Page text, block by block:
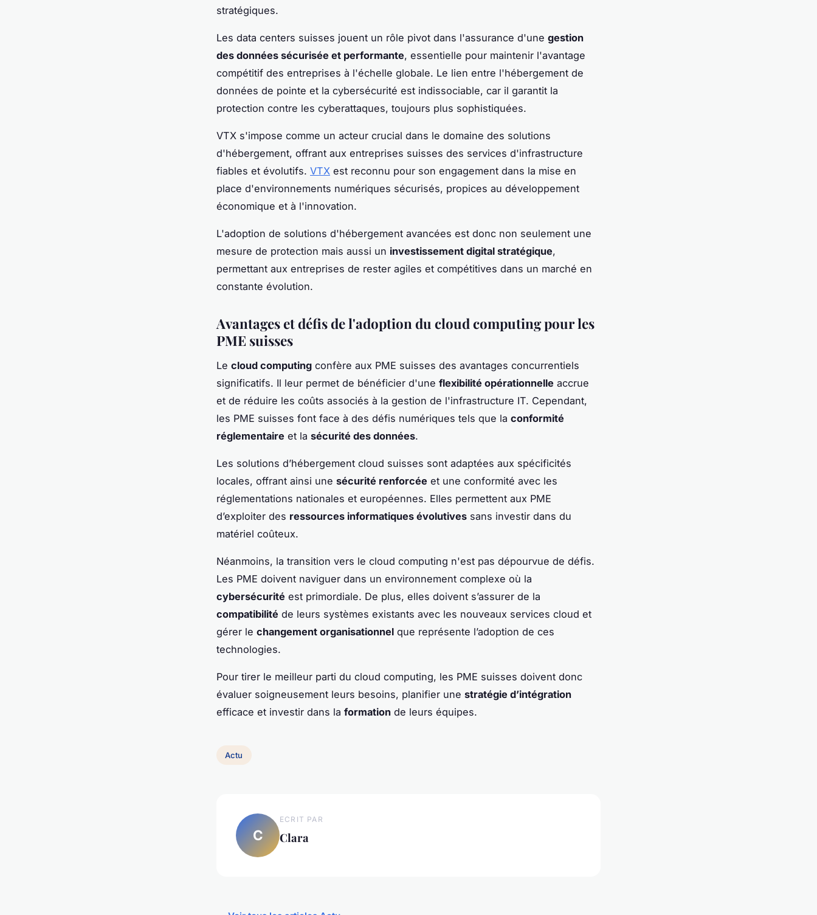
stratégiques.
Les data centers suisses jouent un rôle pivot dans l'assurance d'une gestion
des données sécurisée et performante, essentielle pour maintenir l'avantage
compétitif des entreprises à l'échelle globale. Le lien entre l'hébergement de
données de pointe et la cybersécurité est indissociable, car il garantit la
protection contre les cyberattaques, toujours plus sophistiquées.
VTX s'impose comme un acteur crucial dans le domaine des solutions
d'hébergement, offrant aux entreprises suisses des services d'infrastructure
fiables et évolutifs. VTX est reconnu pour son engagement dans la mise en
place d'environnements numériques sécurisés, propices au développement
économique et à l'innovation.
L'adoption de solutions d'hébergement avancées est donc non seulement une
mesure de protection mais aussi un investissement digital stratégique,
permettant aux entreprises de rester agiles et compétitives dans un marché en
constante évolution.
Avantages et défis de l'adoption du cloud computing pour les
PME suisses
Le cloud computing confère aux PME suisses des avantages concurrentiels
significatifs. Il leur permet de bénéficier d'une flexibilité opérationnelle accrue
et de réduire les coûts associés à la gestion de l'infrastructure IT. Cependant,
les PME suisses font face à des défis numériques tels que la conformité
réglementaire et la sécurité des données.
Les solutions d’hébergement cloud suisses sont adaptées aux spécificités
locales, offrant ainsi une sécurité renforcée et une conformité avec les
réglementations nationales et européennes. Elles permettent aux PME
d’exploiter des ressources informatiques évolutives sans investir dans du
matériel coûteux.
Néanmoins, la transition vers le cloud computing n'est pas dépourvue de défis.
Les PME doivent naviguer dans un environnement complexe où la
cybersécurité est primordiale. De plus, elles doivent s’assurer de la
compatibilité de leurs systèmes existants avec les nouveaux services cloud et
gérer le changement organisationnel que représente l’adoption de ces
technologies.
Pour tirer le meilleur parti du cloud computing, les PME suisses doivent donc
évaluer soigneusement leurs besoins, planifier une stratégie d’intégration
efficace et investir dans la formation de leurs équipes.
Actu
C
ECRIT PAR
Clara